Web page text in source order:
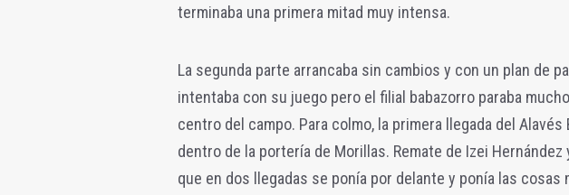
terminaba una primera mitad muy intensa.
La segunda parte arrancaba sin cambios y con un plan de
intentaba con su juego pero el filial babazorro paraba
centro del campo. Para colmo, la primera llegada del
dentro de la portería de Morillas. Remate de Izei
que en dos llegadas se ponía por delante y ponía las cosas